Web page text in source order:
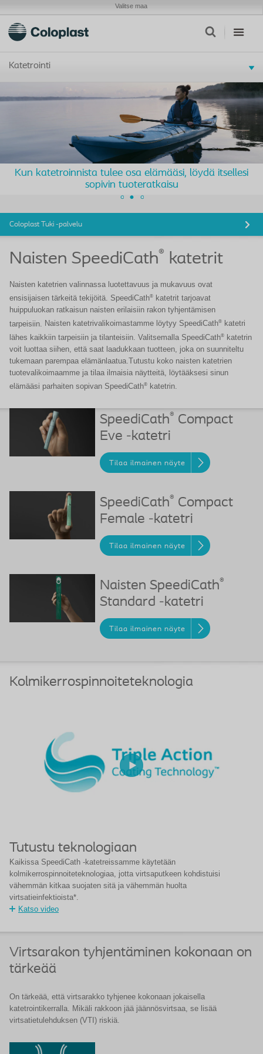
Valitse maa
Katetrointi
Kun katetroinnista tulee osa elämääsi, löydä itsellesi
sopivin tuoteratkaisu
Coloplast Tuki -palvelu
Naisten SpeediCath® katetrit
Naisten katetrien valinnassa luotettavuus ja mukavuus ovat
ensisijaisen tärkeitä tekijöitä. SpeediCath®
katetrit tarjoavat
huippuluokan ratkaisun naisten erilaisiin rakon tyhjentämisen
tarpeisiin.
Naisten katetrivalikoimastamme löytyy SpeediCath®
katetri
lähes kaikkiin tarpeisiin ja tilanteisiin. Valitsemalla SpeediCath®
katetrin
voit luottaa siihen, että saat laadukkaan tuotteen, joka on suunniteltu
tukemaan parempaa elämänlaatua. Tutustu koko naisten katetrien
tuotevalikoimaamme ja tilaa ilmaisia näytteitä, löytääksesi sinun
elämääsi parhaiten sopivan SpeediCath® katetrin.
SpeediCath® Compact
Eve -katetri
Tilaa ilmainen näyte
SpeediCath® Compact
Female -katetri
Tilaa ilmainen näyte
Naisten SpeediCath®
Standard -katetri
Tilaa ilmainen näyte
Kolmikerrospinnoiteteknologia
Tutustu teknologiaan
Kaikissa SpeediCath -katetreissamme käytetään
kolmikerrospinnoiteteknologiaa, jotta virtsaputkeen kohdistuisi
vähemmän kitkaa suojaten sitä ja vähemmän huolta
virtsatieinfektioista*.
Katso video
Virtsarakon tyhjentäminen kokonaan on
tärkeää
On tärkeää, että virtsarakko tyhjenee kokonaan jokaisella
katetrointikerralla. Mikäli rakkoon jää jäännösvirtsaa, se lisää
virtsatietulehduksen (VTI) riskiä.